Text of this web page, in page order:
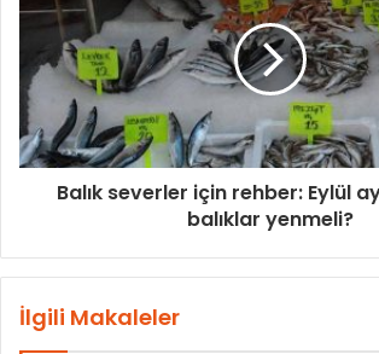
Balık severler için rehber: Eylül
balıklar yenmeli?
İlgili Makaleler